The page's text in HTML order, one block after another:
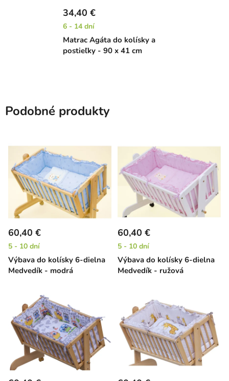
Matrac Agáta do kolísky a
postieľky - 90 x 41 cm
34,40 €
6 - 14 dní
Podobné produkty
Výbava do kolísky 6-dielna
Medvedík - modrá
60,40 €
5 - 10 dní
Výbava do kolísky 6-dielna
Medvedík - ružová
60,40 €
5 - 10 dní